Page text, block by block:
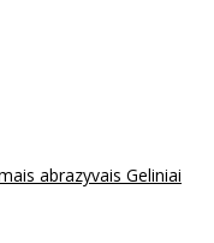
abrazyvais Geliniai